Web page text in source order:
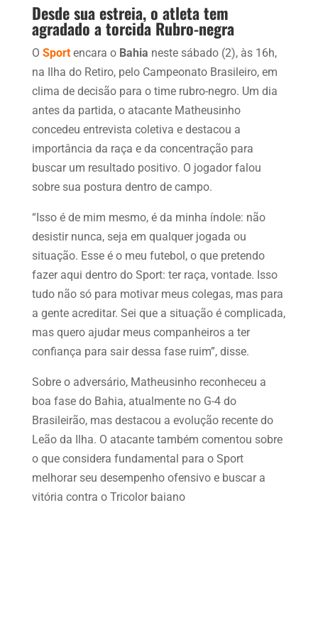
Desde sua estreia, o atleta tem
agradado a torcida Rubro-negra
O Sportencara o Bahia neste sábado (2), às 16h,
na Ilha do Retiro, pelo Campeonato Brasileiro, em
clima de decisão para o time rubro-negro. Um dia
antes da partida, o atacante Matheusinho
concedeu entrevista coletiva e destacou a
importância da raça e da concentração para
buscar um resultado positivo. O jogador falou
sobre sua postura dentro de campo.
“Isso é de mim mesmo, é da minha índole: não
desistir nunca, seja em qualquer jogada ou
situação. Esse é o meu futebol, o que pretendo
fazer aqui dentro do Sport: ter raça, vontade. Isso
tudo não só para motivar meus colegas, mas para
a gente acreditar. Sei que a situação é complicada,
mas quero ajudar meus companheiros a ter
confiança para sair dessa fase ruim”, disse.
Sobre o adversário, Matheusinho reconheceu a
boa fase do Bahia, atualmente no G-4 do
Brasileirão, mas destacou a evolução recente do
Leão da Ilha. O atacante também comentou sobre
o que considera fundamental para o Sport
melhorar seu desempenho ofensivo e buscar a
vitória contra o Tricolor baiano